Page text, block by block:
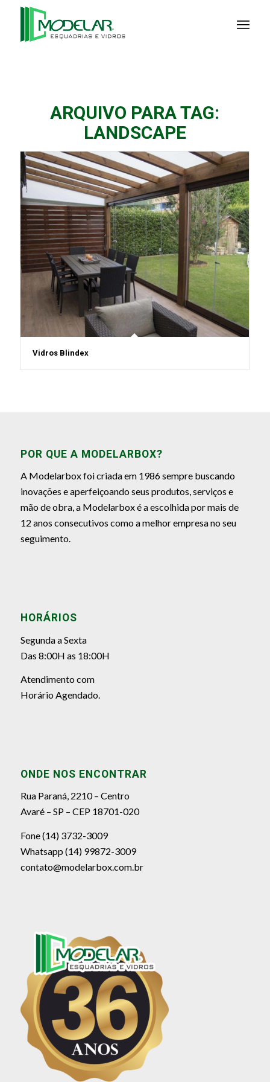
ARQUIVO PARA TAG:
LANDSCAPE
Vidros Blindex
POR QUE A MODELARBOX?
A Modelarbox foi criada em 1986 sempre buscando
inovações e aperfeiçoando seus produtos, serviços e
mão de obra, a Modelarbox é a escolhida por mais de
12 anos consecutivos como a melhor empresa no seu
seguimento.
HORÁRIOS
Segunda a Sexta
Das 8:00H as 18:00H
Atendimento com
Horário Agendado.
ONDE NOS ENCONTRAR
Rua Paraná, 2210 – Centro
Avaré – SP – CEP 18701-020
Fone (14) 3732-3009
Whatsapp (14) 99872-3009
contato@modelarbox.com.br